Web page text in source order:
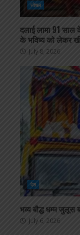
सोशल
दलाई लामा 91 साल
के भविष्य को लेकर
July 8, 2026
देश
भव्य बौद्ध धम्म जुलूस
July 6, 2026